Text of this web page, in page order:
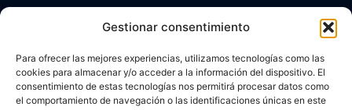
Gestionar consentimiento
Para ofrecer las mejores experiencias, utilizamos tecnologías como las
cookies para almacenar y/o acceder a la información del dispositivo. El
consentimiento de estas tecnologías nos permitirá procesar datos como
el comportamiento de navegación o las identificaciones únicas en este